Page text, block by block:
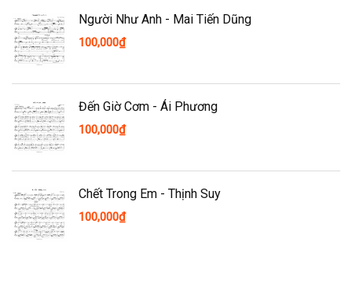
Người Như Anh - Mai Tiến Dũng
100,000₫
Đến Giờ Cơm - Ái Phương
100,000₫
Chết Trong Em - Thịnh Suy
100,000₫